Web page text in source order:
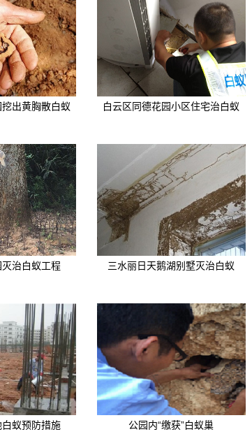
出黄胸散白蚁 白云区同德花园小区住宅治白蚁
治白蚁工程 三水丽日天鹅湖别墅灭治白蚁
蚁预防措施 公园内“缴获”白蚁巢